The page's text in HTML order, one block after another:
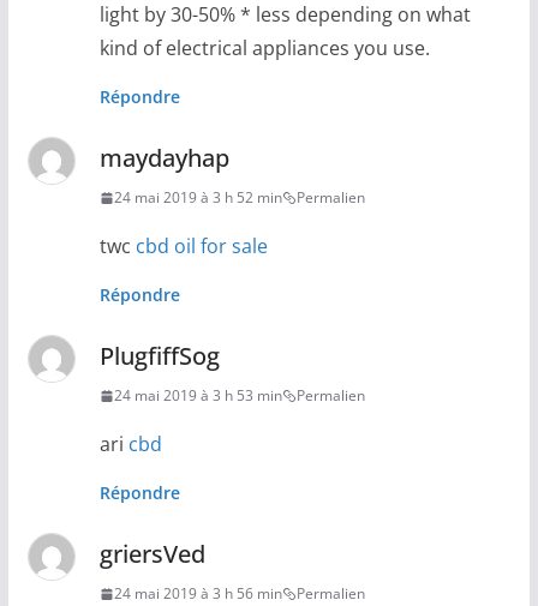
light by 30-50% * less depending on what
kind of electrical appliances you use.
Répondre
maydayhap
24 mai 2019 à 3 h 52 min Permalien
twc cbd oil for sale
Répondre
PlugfiffSog
24 mai 2019 à 3 h 53 min Permalien
ari cbd
Répondre
griersVed
24 mai 2019 à 3 h 56 min Permalien